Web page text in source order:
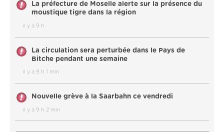
La préfecture de Moselle alerte sur la présence du
moustique tigre dans la région
il y a 9 h
La circulation sera perturbée dans le Pays de
Bitche pendant une semaine
il y a 9 h 1 min
Nouvelle grève à la Saarbahn ce vendredi
il y a 9 h 2 min